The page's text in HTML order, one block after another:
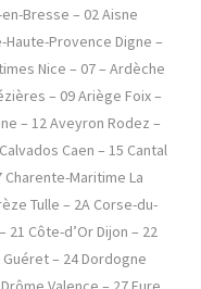
Bresse – 02 Aisne
Haute-Provence Digne –
Nice – 07 – Ardèche
– 09 Ariège Foix –
– 12 Aveyron Rodez –
Caen – 15 Cantal
Maritime La
Tulle – 2A Corse-du-
21 Côte-d’Or Dijon – 22
– 24 Dordogne